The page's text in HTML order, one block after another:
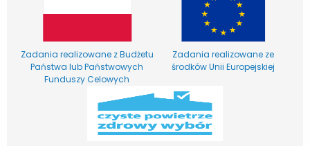
Zadania realizowane z Budżetu
Państwa lub Państwowych
Funduszy Celowych
Zadania realizowane ze
środków Unii Europejskiej